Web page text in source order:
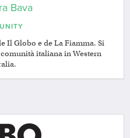
Bava
Il Globo e de La Fiamma. Si
italiana in Western